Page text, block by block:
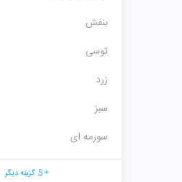
بنفش
توسی
زرد
سبز
سورمه ای
5 گزینه دیگر